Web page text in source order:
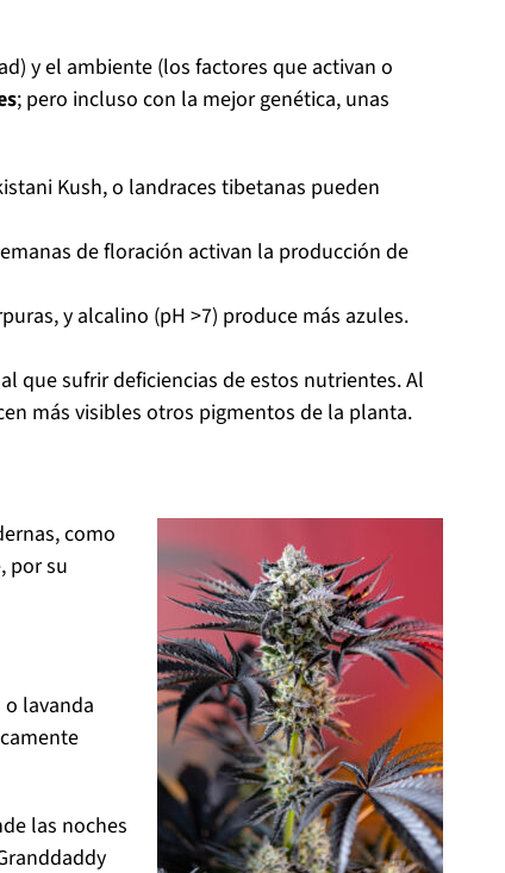
y el ambiente (los factores que activan o
; pero incluso con la mejor genética, unas
Kush, o landraces tibetanas pueden
de floración activan la producción de
y alcalino (pH >7) produce más azules.
que sufrir deficiencias de estos nutrientes. Al
más visibles otros pigmentos de la planta.
como
por su
lavanda
las noches